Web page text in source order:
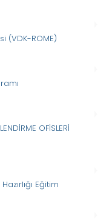
(VDK-ROME)
OFİSLERİ
Eğitim